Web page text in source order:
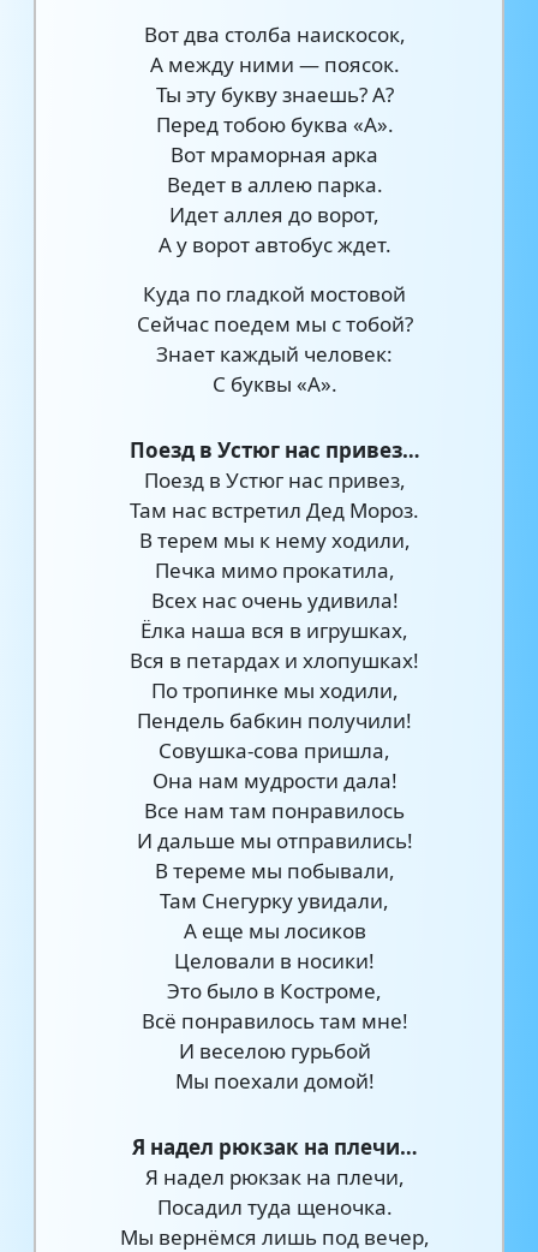
Вот два столба наискосок,
А между ними — поясок.
Ты эту букву знаешь? А?
Перед тобою буква «А».
Вот мраморная арка
Ведет в аллею парка.
Идет аллея до ворот,
А у ворот автобус ждет.
Куда по гладкой мостовой
Сейчас поедем мы с тобой?
Знает каждый человек:
С буквы «А».
Поезд в Устюг нас привез…
Поезд в Устюг нас привез,
Там нас встретил Дед Мороз.
В терем мы к нему ходили,
Печка мимо прокатила,
Всех нас очень удивила!
Ёлка наша вся в игрушках,
Вся в петардах и хлопушках!
По тропинке мы ходили,
Пендель бабкин получили!
Совушка-сова пришла,
Она нам мудрости дала!
Все нам там понравилось
И дальше мы отправились!
В тереме мы побывали,
Там Снегурку увидали,
А еще мы лосиков
Целовали в носики!
Это было в Костроме,
Всё понравилось там мне!
И веселою гурьбой
Мы поехали домой!
Я надел рюкзак на плечи…
Я надел рюкзак на плечи,
Посадил туда щеночка.
Мы вернёмся лишь под вечер,